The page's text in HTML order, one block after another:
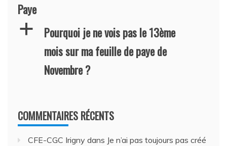
Paye
a
Pourquoi je ne vois pas le 13ème
mois sur ma feuille de paye de
Novembre ?
COMMENTAIRES RÉCENTS
CFE-CGC Irigny dans Je n’ai pas toujours pas créé